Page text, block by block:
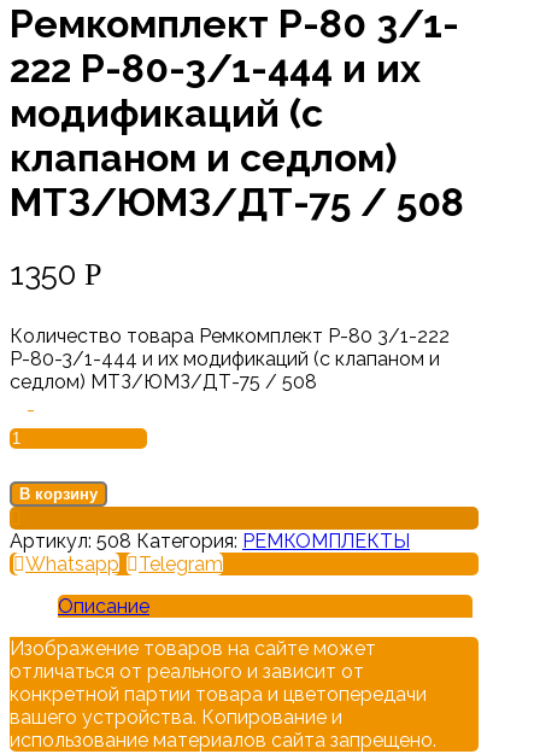
Ремкомплект Р-80 3/1-
222 Р-80-3/1-444 и их
модификаций (с
клапаном и седлом)
МТЗ/ЮМЗ/ДТ-75 / 508
1350 Р
Количество товара Ремкомплект Р-80 3/1-222
Р-80-3/1-444 и их модификаций (с клапаном и
седлом) МТЗ/ЮМЗ/ДТ-75 / 508
-
В корзину
Артикул: 508 Категория: РЕМКОМПЛЕКТЫ
Whatsapp
Telegram
Описание
Изображение товаров на сайте может
отличаться от реального и зависит от
конкретной партии товара и цветопередачи
вашего устройства. Копирование и
использование материалов сайта запрещено.